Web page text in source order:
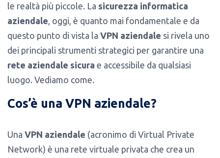
le realtà più piccole. La sicurezza informatica
aziendale , oggi, è quanto mai fondamentale e da
questo punto di vista la VPN aziendale si rivela uno
dei principali strumenti strategici per garantire una
rete aziendale sicura e accessibile da qualsiasi
luogo. Vediamo come.
Cos’è una VPN aziendale?
Una VPN aziendale (acronimo di Virtual Private
Network) è una rete virtuale privata che crea un